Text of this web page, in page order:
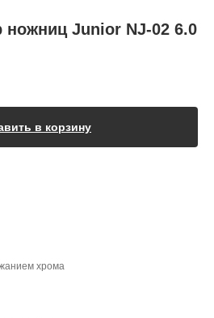
ножниц Junior NJ-02 6.0
в корзину
хрома